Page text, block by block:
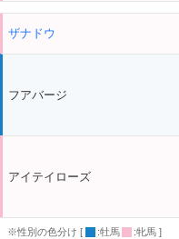
ザナドウ
フアバージ
アイテイローズ
※性別の色分け [ :牡馬 :牝馬 ]